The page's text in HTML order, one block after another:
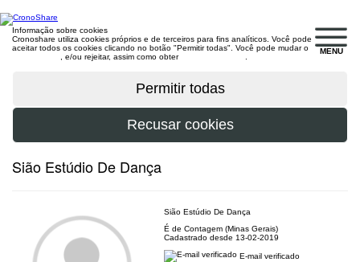
MENU
Informação sobre cookies
Cronoshare utiliza cookies próprios e de terceiros para fins analíticos. Você pode
aceitar todos os cookies clicando no botão "Permitir todas". Você pode mudar o
, e/ou rejeitar, assim como obter
Sião Estúdio De Dança
Sião Estúdio De Dança
É de Contagem (Minas Gerais)
Cadastrado desde 13-02-2019
E-mail verificado